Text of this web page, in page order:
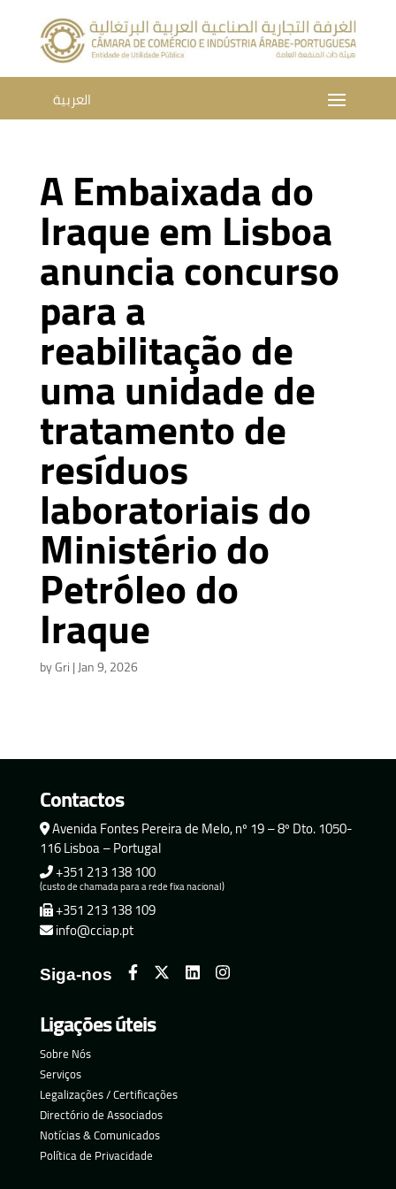
العربية
A Embaixada do
Iraque em Lisboa
anuncia concurso
para a
reabilitação de
uma unidade de
tratamento de
resíduos
laboratoriais do
Ministério do
Petróleo do
Iraque
byGri|Jan 9, 2026
Contactos
Avenida Fontes Pereira de Melo, nº 19 – 8º Dto. 1050-
116 Lisboa – Portugal
+351 213 138 100
(custo de chamada para a rede fixa nacional)
+351 213 138 109
info@cciap.pt
Siga-nos
Ligações úteis
Sobre Nós
Serviços
Legalizações / Certificações
Directório de Associados
Notícias & Comunicados
Política de Privacidade